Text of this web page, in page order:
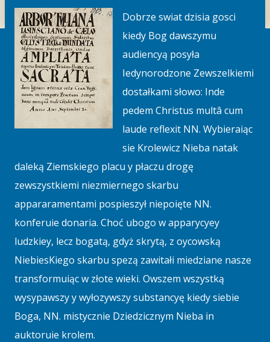
Dobrze swiat dzisia gosci
kiedy Bog dawszymu
audiencyą posyła
Iedynorodzone Zewszelkiemi
dostałkami słowo: Inde
pedem Christus multâ cum
laude reflexit NN. Wybieraiąc
sie Krolewicz Nieba natak
daleką Ziemskiego placu y płaczu drogę
zewszystkiemi niezmiernego skarbu
appararamentami pospieszył niepoięte NN.
konferuie donaria. Choć ubogo w apparycyey
ludzkiey, lecz bogatą, gdyż skrytą, z oycowską
NiebiesKiego skarbu spezą zawitałi miedziane nasze
transformuiąc w złote wieki. Owszem wszystką
wysypawszy y wyłozywszy substancyę kiedy siebie
Boga, NN. mistycznie Dziedzicznym Nieba in
auktoruie krolem.